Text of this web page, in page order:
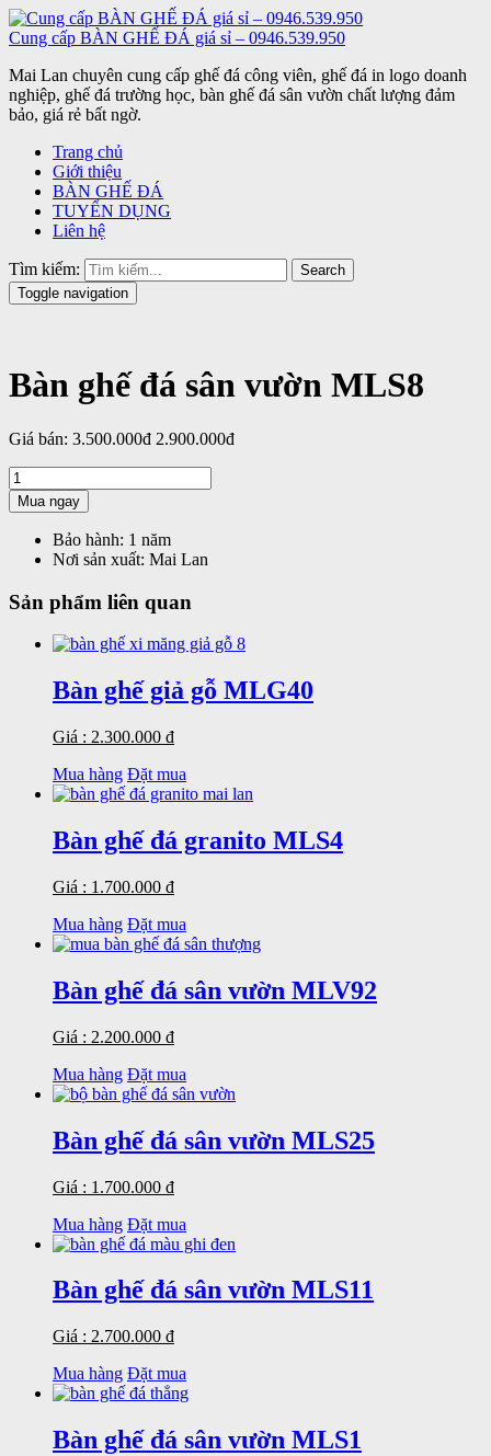
Cung cấp BÀN GHẾ ĐÁ giá sỉ – 0946.539.950
Mai Lan chuyên cung cấp ghế đá công viên, ghế đá in logo doanh
nghiệp, ghế đá trường học, bàn ghế đá sân vườn chất lượng đảm
bảo, giá rẻ bất ngờ.
Trang chủ
Giới thiệu
BÀN GHẾ ĐÁ
TUYỂN DỤNG
Liên hệ
Tìm kiếm:
Search
Toggle navigation
Bàn ghế đá sân vườn MLS8
Giá bán: 3.500.000đ 2.900.000đ
Mua ngay
Bảo hành: 1 năm
Nơi sản xuất: Mai Lan
Sản phẩm liên quan
Bàn ghế giả gỗ MLG40
Giá : 2.300.000 đ
Mua hàng Đặt mua
Bàn ghế đá granito MLS4
Giá : 1.700.000 đ
Mua hàng Đặt mua
Bàn ghế đá sân vườn MLV92
Giá : 2.200.000 đ
Mua hàng Đặt mua
Bàn ghế đá sân vườn MLS25
Giá : 1.700.000 đ
Mua hàng Đặt mua
Bàn ghế đá sân vườn MLS11
Giá : 2.700.000 đ
Mua hàng Đặt mua
Bàn ghế đá sân vườn MLS1